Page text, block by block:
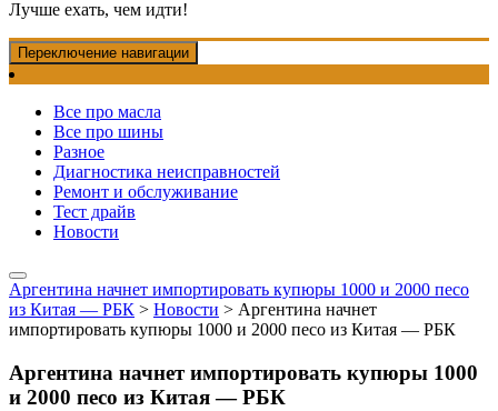
Лучше ехать, чем идти!
Переключение навигации
Все про масла
Все про шины
Разное
Диагностика неисправностей
Ремонт и обслуживание
Тест драйв
Новости
Аргентина начнет импортировать купюры 1000 и 2000 песо
из Китая — РБК > Новости > Аргентина начнет
импортировать купюры 1000 и 2000 песо из Китая — РБК
Аргентина начнет импортировать купюры 1000
и 2000 песо из Китая — РБК